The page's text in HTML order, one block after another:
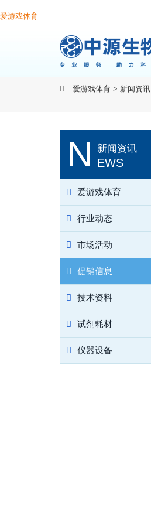
爱游戏体育
爱游戏体育 > 新闻资讯
N 新闻资讯
EWS
爱游戏体育
行业动态
市场活动
促销信息
技术资料
试剂耗材
仪器设备